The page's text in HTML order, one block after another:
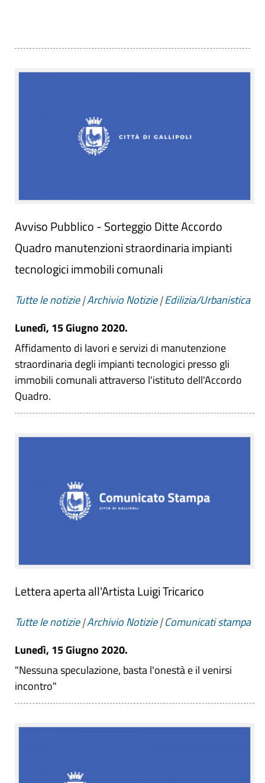
Avviso Pubblico - Sorteggio Ditte Accordo
Quadro manutenzioni straordinaria impianti
tecnologici immobili comunali
Tutte le notizie|Archivio Notizie|Edilizia/Urbanistica
Lunedì, 15 Giugno 2020.
Affidamento di lavori e servizi di manutenzione
straordinaria degli impianti tecnologici presso gli
immobili comunali attraverso l'istituto dell'Accordo
Quadro.
Lettera aperta all'Artista Luigi Tricarico
Tutte le notizie|Archivio Notizie|Comunicati stampa
Lunedì, 15 Giugno 2020.
"Nessuna speculazione, basta l'onestà e il venirsi
incontro"